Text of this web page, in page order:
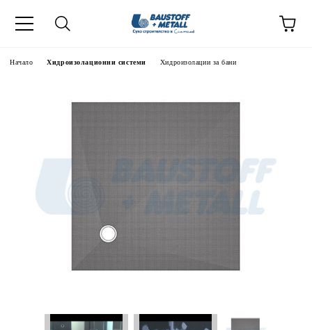
Начало Хидроизолационни системи Хидроизолации за бани